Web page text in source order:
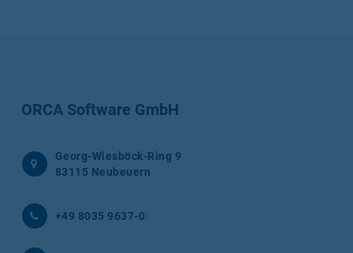
ORCA Software GmbH
Georg-Wiesböck-Ring 9
83115 Neubeuern
+49 8035 9637-0